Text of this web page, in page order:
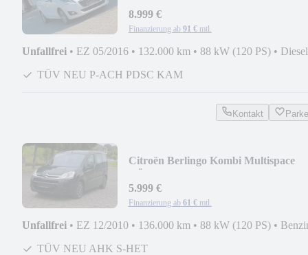
8.999 €
Finanzierung ab 91 € mtl.
Unfallfrei • EZ 05/2016 • 132.000 km • 88 kW (120 PS) • Diesel
TÜV NEU P-ACH PDSC KAM
Kontakt
Citroën Berlingo Kombi Multispace
5.999 €
Finanzierung ab 61 € mtl.
Unfallfrei • EZ 12/2010 • 136.000 km • 88 kW (120 PS) •
TÜV NEU AHK S-HET